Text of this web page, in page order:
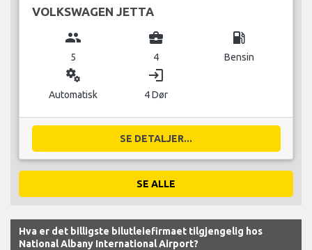
VOLKSWAGEN JETTA
group
5
business_center
4
local_gas_station
Bensin
miscellaneous_services
Automatisk
login
4 Dør
SE DETALJER...
SE ALLE
Hva er det billigste bilutleiefirmaet tilgjengelig hos
National Albany International Airport?